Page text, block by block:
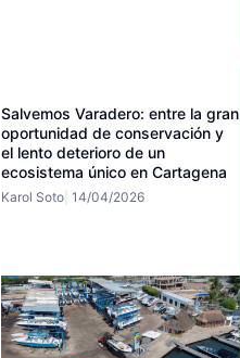
Salvemos Varadero: entre la gran
oportunidad de conservación y
el lento deterioro de un
ecosistema único en Cartagena
Karol Soto 14/04/2026